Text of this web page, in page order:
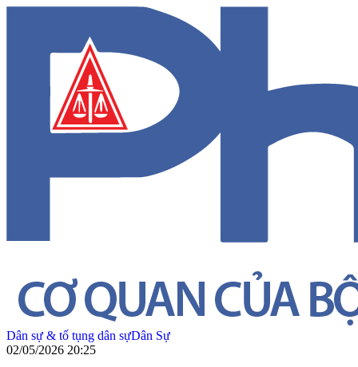
Dân sự & tố tụng dân sựDân Sự
02/05/2026 20:25